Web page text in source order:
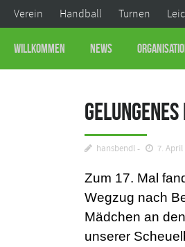
Verein Handball Turnen
Willkommen News
hansbendl 7. April
Zum 17. Mal
Wegzug nach
Mädchen an
unserer